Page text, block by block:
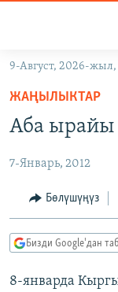
Навигацияга
өтүңүз
Издөөгө
салыңыз
КЫРГЫЗСТАН
КЫРГЫЗСТАН
САЯСАТ
ЭКОНОМИКА
ДҮЙНӨ
БОРБОР АЗИЯ
УКРАИНА
АТАЙЫН
БҮГҮН АЗАТТЫКТА
ЭКСПЕРТТЕР
ПОДКАСТ
ӨЗГӨЧӨ ПИКИР
9-Август, 2026-
ЖАҢЫЛЫКТАР
Аба ырайы
7-Январь, 2012
Бөлүшүңүз
Бизди Google'дан
8-январда